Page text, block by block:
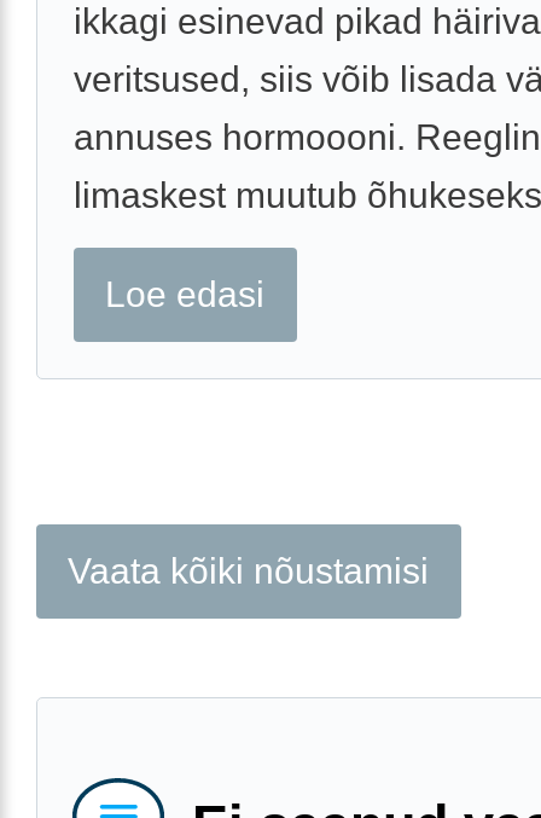
ikkagi esinevad pikad
veritsused, siis võib lisada
annuses hormoooni.
limaskest muutub
Loe edasi
Vaata kõiki nõustamisi